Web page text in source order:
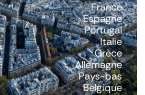
France
Espagne
Portugal
Italie
Grèce
Allemagne
Pays-bas
Belgique